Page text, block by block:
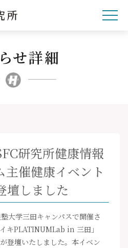
企業理念
研究開発
用サイト
スリリース
い合わせ
せ詳細
研究所健康情報
主催健康イベント
壇しました
大学三田キャンパスで開催さ
キPLATINUMLab in 三田」
登壇いたしました。本イベン